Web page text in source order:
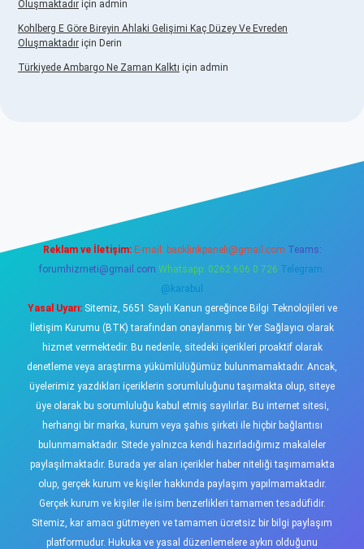
Oluşmaktadır için admin
Kohlberg E Göre Bireyin Ahlaki Gelişimi Kaç Düzey Ve Evreden
Oluşmaktadır için Derin
Türkiyede Ambargo Ne Zaman Kalktı için admin
Reklam ve İletişim: E-mail: backlinkpaneli@gmail.com Teams:
forumhizmeti@gmail.com Whatsapp: 0262 606 0 726 Telegram:
@karabul
Yasal Uyarı:Sitemiz, 5651 Sayılı Kanun gereğince Bilgi Teknolojileri ve
İletişim Kurumu (BTK) tarafından onaylanmış bir Yer Sağlayıcı olarak
hizmet vermektedir. Bu nedenle, sitedeki içerikleri proaktif olarak
denetleme veya araştırma yükümlülüğümüz bulunmamaktadır. Ancak,
üyelerimiz yazdıkları içeriklerin sorumluluğunu taşımakta olup, siteye
üye olarak bu sorumluluğu kabul etmiş sayılırlar. Bu internet sitesi,
herhangi bir marka, kurum veya şahıs şirketi ile hiçbir bağlantısı
bulunmamaktadır. Sitede yalnızca kendi hazırladığımız makaleler
paylaşılmaktadır. Burada yer alan içerikler haber niteliği taşımamakta
olup, gerçek kurum ve kişiler hakkında paylaşım yapılmamaktadır.
Gerçek kurum ve kişiler ile isim benzerlikleri tamamen tesadüfidir.
Sitemiz, kar amacı gütmeyen ve tamamen ücretsiz bir bilgi paylaşım
platformudur. Hukuka ve yasal düzenlemelere aykırı olduğunu